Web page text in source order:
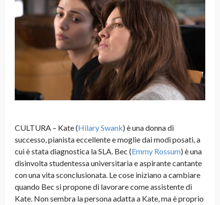
CULTURA – Kate (Hilary Swank) è una donna di
successo, pianista eccellente e moglie dai modi posati, a
cui è stata diagnostica la SLA. Bec (Emmy Rossum) è una
disinvolta studentessa universitaria e aspirante cantante
con una vita sconclusionata. Le cose iniziano a cambiare
quando Bec si propone di lavorare come assistente di
Kate. Non sembra la persona adatta a Kate, ma è proprio